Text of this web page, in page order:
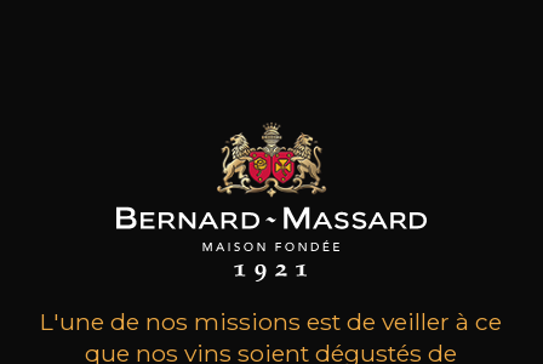
L'une de nos missions est de veiller à ce
que nos vins soient dégustés de